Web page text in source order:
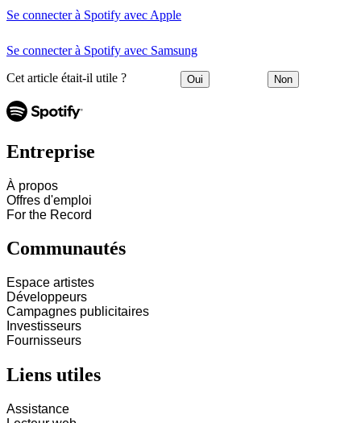
Se connecter à Spotify avec Apple
Se connecter à Spotify avec Samsung
Cet article était-il utile ? Oui Non
Entreprise
À propos
Offres d'emploi
For the Record
Communautés
Espace artistes
Développeurs
Campagnes publicitaires
Investisseurs
Fournisseurs
Liens utiles
Assistance